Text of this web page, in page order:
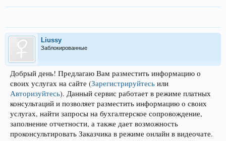
Liussy
Заблокированные
Добрый день! Предлагаю Вам разместить информацию о
своих услугах на сайте (Зарегистрируйтесь или
Авторизуйтесь). Данный сервис работает в режиме платных
консультаций и позволяет разместить информацию о своих
услугах, найти запросы на бухгалтерское сопровождение,
заполнение отчетности, а также дает возможность
проконсультировать Заказчика в режиме онлайн в видеочате.